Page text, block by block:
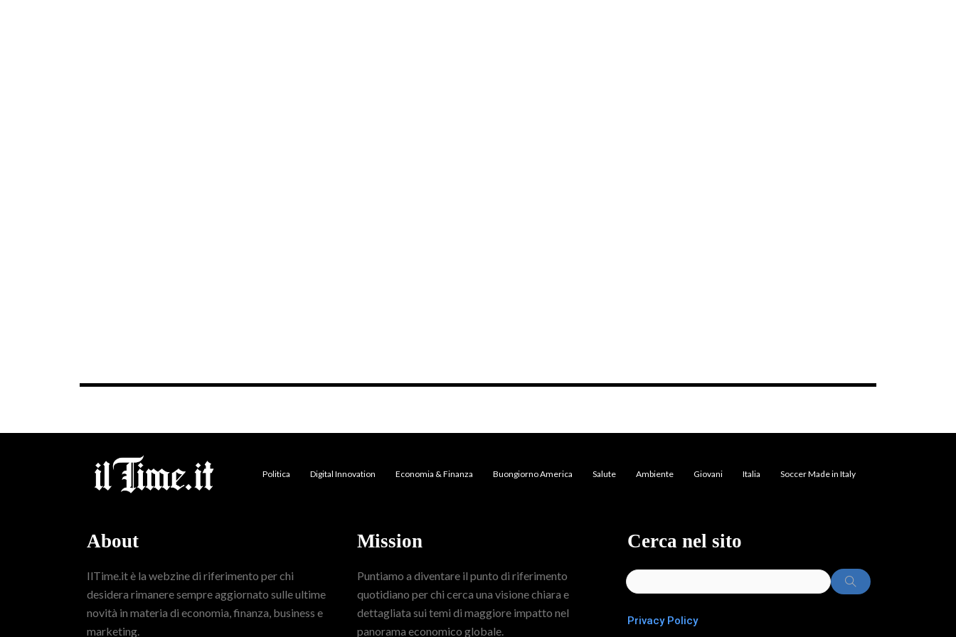
Politica Digital Innovation Economia & Finanza Buongiorno America Salute Ambiente Giovani Italia Soccer Made in Italy
About
IlTime.it è la webzine di riferimento per chi
desidera rimanere sempre aggiornato sulle ultime
novità in materia di economia, finanza, business e
marketing.
Mission
Puntiamo a diventare il punto di riferimento
quotidiano per chi cerca una visione chiara e
dettagliata sui temi di maggiore impatto nel
panorama economico globale.
Cerca nel sito
Privacy Policy